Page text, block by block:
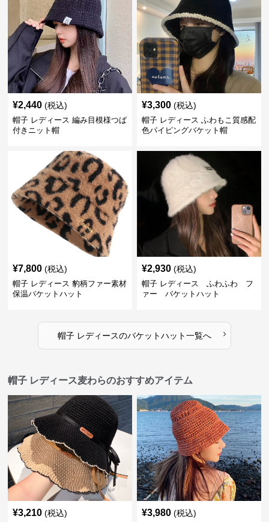
¥2,440 (税込)
帽子 レディース 編み目模様つば
付きニット帽
¥3,300 (税込)
帽子 レディース ふわもこ質感配
色パイピングバケット帽
¥7,800 (税込)
帽子 レディース 豹柄ファー素材
保温バケットハット
¥2,930 (税込)
帽子 レディース ふわふわ フ
ァー バケットハット
帽子 レディースのバケットハット一覧へ ›
帽子 レディース麦わらのおすすめアイテム
¥3,210 (税込) ¥3,980 (税込)